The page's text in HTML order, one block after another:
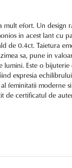
mult efort. Un design
in acest lant cu
de 0.4ct. Taietura
sa, pune in
lumini. Este o bijuterie
expresia
feminitatii moderne
de certificatul de